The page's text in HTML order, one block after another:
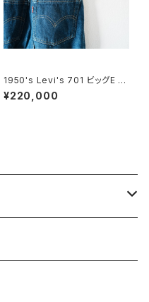
1950's Levi's 701 ビッグE 2
4×30
¥220,000